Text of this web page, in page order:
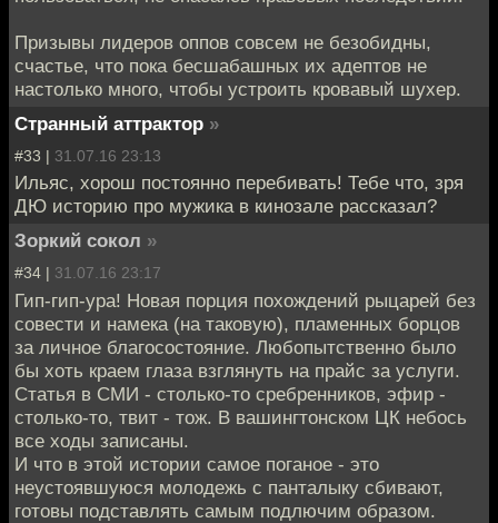
Призывы лидеров оппов совсем не безобидны,
счастье, что пока бесшабашных их адептов не
настолько много, чтобы устроить кровавый шухер.
Странный аттрактор »
#33 | 31.07.16 23:13
Ильяс, хорош постоянно перебивать! Тебе что, зря
ДЮ историю про мужика в кинозале рассказал?
Зоркий сокол »
#34 | 31.07.16 23:17
Гип-гип-ура! Новая порция похождений рыцарей без
совести и намека (на таковую), пламенных борцов
за личное благосостояние. Любопытственно было
бы хоть краем глаза взглянуть на прайс за услуги.
Статья в СМИ - столько-то сребренников, эфир -
столько-то, твит - тож. В вашингтонском ЦК небось
все ходы записаны.
И что в этой истории самое поганое - это
неустоявшуюся молодежь с панталыку сбивают,
готовы подставлять самым подлючим образом.